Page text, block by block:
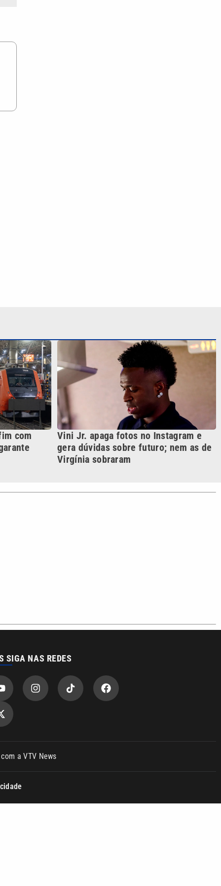
SIGA NAS REDES